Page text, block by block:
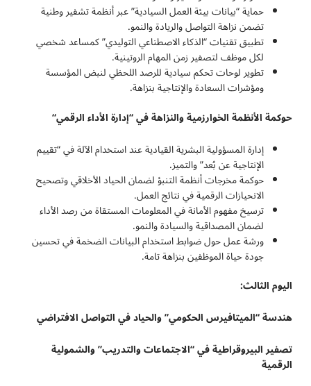
حماية “بيانات بيئة العمل السيادية” عبر أنظمة تشفير وطنية
تضمن نزاهة التواصل والريادة والنمو.
تطبيق تقنيات “الذكاء الاصطناعي التوليدي” كمساعد شخصي
لكل موظف لتصفير زمن المهام الروتينية.
تطوير لوحات تحكم سيادية للرصد اللحظي لنبض المؤسسة
ومؤشرات السعادة والإنتاجية بنزاهة.
حوكمة الأنظمة الخوارزمية والنزاهة في “إدارة الأداء الرقمي“
إدارة المسؤولية البشرية القيادية عند استخدام الآلة في “تقييم
الإنتاجية عن بُعد” والتميز.
حوكمة مخرجات أنظمة التنبؤ لضمان الحياد الأخلاقي وتصحيح
الانحيازات الرقمية في نتائج العمل.
ترسيخ مفهوم الأمانة في المعلومات المستقاة من رصد الأداء
لضمان المصداقية والسيادة والنمو.
ورشة عمل حول ضوابط استخدام البيانات الضخمة في تحسين
جودة حياة الموظفين بنزاهة تامة.
اليوم الثالث:
هندسة “الميتافيرس الحكومي” والحياد في التواصل الافتراضي
تصفير البيروقراطية في “الاجتماعات والتدريب” والشمولية
الرقمية